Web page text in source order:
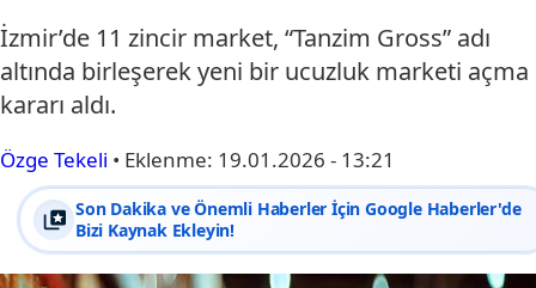
İzmir’de 11 zincir market, “Tanzim Gross” adı
altında birleşerek yeni bir ucuzluk marketi açma
kararı aldı.
Özge Tekeli • Eklenme: 19.01.2026 - 13:21
Son Dakika ve Önemli Haberler İçin Google Haberler'de
Bizi Kaynak Ekleyin!